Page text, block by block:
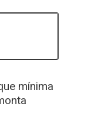
mínima